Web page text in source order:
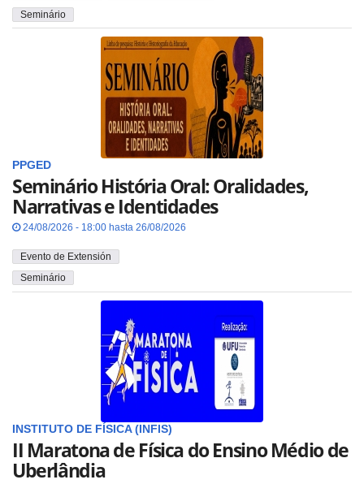
Seminário
PPGED
Seminário História Oral: Oralidades,
Narrativas e Identidades
24/08/2026 - 18:00 hasta 26/08/2026
Evento de Extensión
Seminário
INSTITUTO DE FÍSICA (INFIS)
II Maratona de Física do Ensino Médio de
Uberlândia